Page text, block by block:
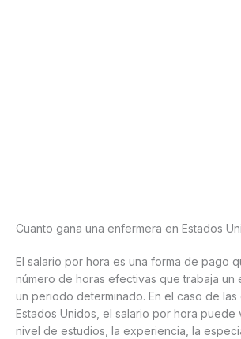
Cuanto gana una enfermera en Estados
El salario por hora es una forma de pago
número de horas efectivas que trabaja un
un periodo determinado. En el caso de las
Estados Unidos, el salario por hora puede
nivel de estudios, la experiencia, la